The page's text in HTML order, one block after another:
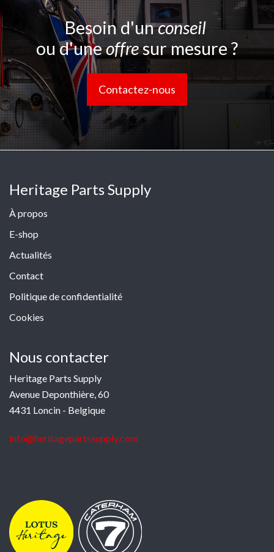
Besoin d'unconseil
ou d'uneoffresur mesure ?
Contactez-nous
Heritage Parts Supply
À propos
E-shop
Actualités
Contact
Politique de confidentialité
Cookies
Nous contacter
Heritage Parts Supply
Avenue Deponthière, 60
4431 Loncin - Belgique
info@heritagepartssupply.com